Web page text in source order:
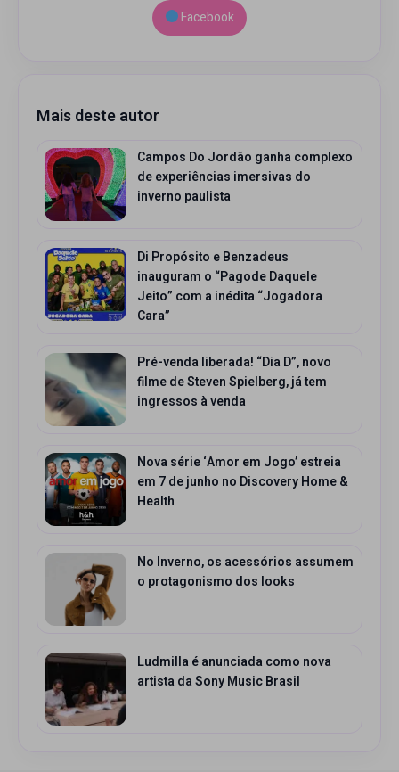
Facebook
Mais deste autor
Campos Do Jordão ganha complexo
de experiências imersivas do
inverno paulista
Di Propósito e Benzadeus
inauguram o “Pagode Daquele
Jeito” com a inédita “Jogadora
Cara”
Pré-venda liberada! “Dia D”, novo
filme de Steven Spielberg, já tem
ingressos à venda
Nova série ‘Amor em Jogo’ estreia
em 7 de junho no Discovery Home &
Health
No Inverno, os acessórios assumem
o protagonismo dos looks
Ludmilla é anunciada como nova
artista da Sony Music Brasil